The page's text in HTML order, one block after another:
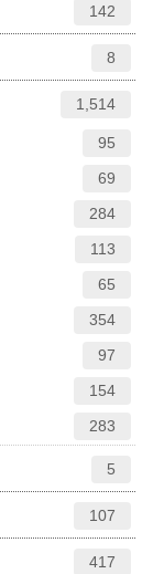
142
8
1,514
95
69
284
113
65
354
97
154
283
5
107
417